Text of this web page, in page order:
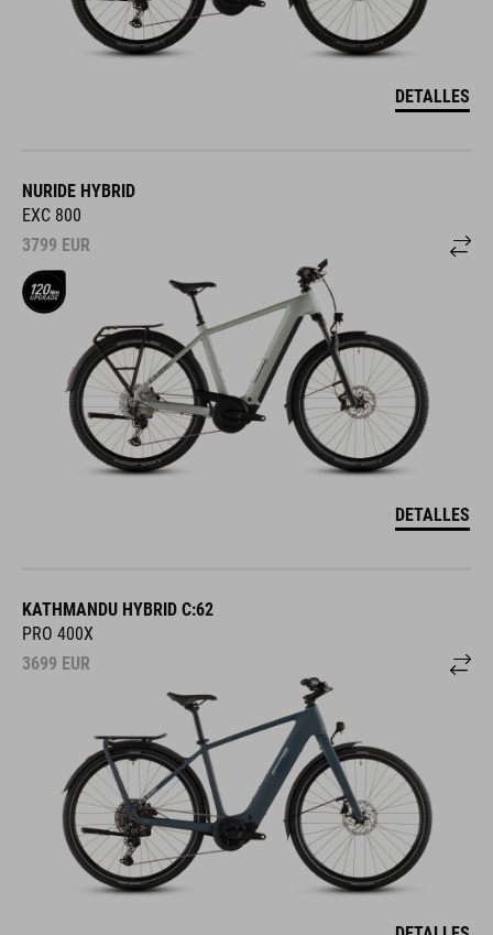
DETALLES
NURIDE HYBRID
EXC 800
3799 EUR
DETALLES
KATHMANDU HYBRID C:62
PRO 400X
3699 EUR